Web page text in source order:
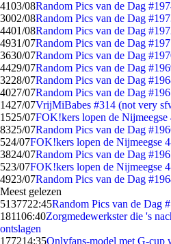
4103/08Random Pics van de Dag
3002/08Random Pics van de Dag
4401/08Random Pics van de Dag
4931/07Random Pics van de Dag
3630/07Random Pics van de Dag
4429/07Random Pics van de Dag
3228/07Random Pics van de Dag
4027/07Random Pics van de Dag
1427/07VrijMiBabes #314 (not very
1525/07FOK!kers lopen de Nijmeegse
8325/07Random Pics van de Dag
524/07FOK!kers lopen de Nijmeegse
3824/07Random Pics van de Dag
523/07FOK!kers lopen de Nijmeegse
4923/07Random Pics van de Dag
Meest gelezen
5137722:45Random Pics van de Dag
181106:40Zorgmedewerkster die 's
ontslagen
177214:35Onlyfans-model met G-cup